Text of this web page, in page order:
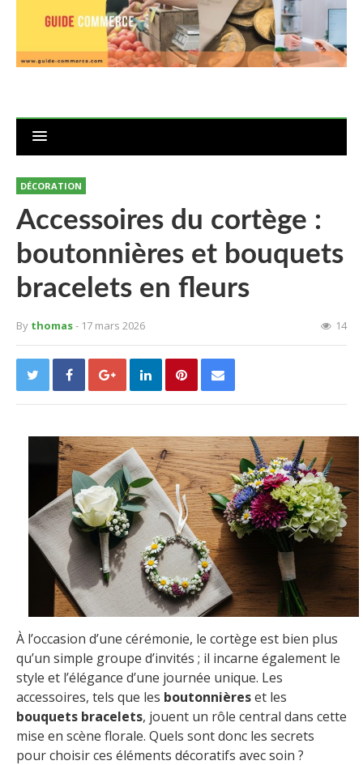
DÉCORATION
Accessoires du cortège :
boutonnières et bouquets
bracelets en fleurs
By thomas- 17 mars 2026 14
À l’occasion d’une cérémonie, le cortège est bien plus
qu’un simple groupe d’invités ; il incarne également le
style et l’élégance d’une journée unique. Les
accessoires, tels que les boutonnièreset les
bouquets bracelets, jouent un rôle central dans cette
mise en scène florale. Quels sont donc les secrets
pour choisir ces éléments décoratifs avec soin ?